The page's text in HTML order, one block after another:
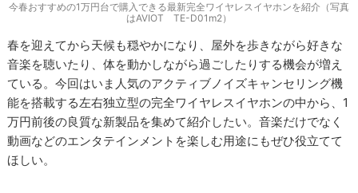
今春おすすめの1万円台で購入できる最新完全ワイヤレスイヤホンを紹介（写真
はAVIOT TE-D01m2）
春を迎えてから天候も穏やかになり、屋外を歩きながら好きな
音楽を聴いたり、体を動かしながら過ごしたりする機会が増え
ている。今回はいま人気のアクティブノイズキャンセリング機
能を搭載する左右独立型の完全ワイヤレスイヤホンの中から、1
万円前後の良質な新製品を集めて紹介したい。音楽だけでなく
動画などのエンタテインメントを楽しむ用途にもぜひ役立てて
ほしい。